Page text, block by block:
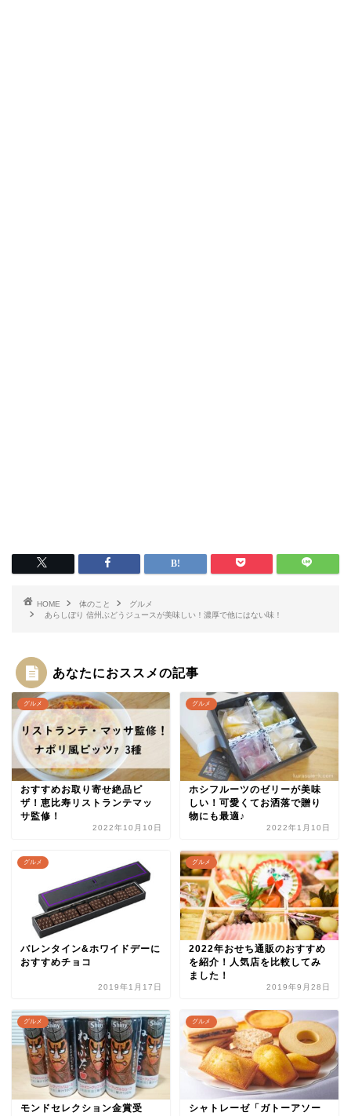
HOME 体のこと
グルメ
あらしぼり 信州ぶどうジュースが美味しい！濃厚で他にはない味！
あなたにおススメの記事
グルメ
おすすめお取り寄せ絶品ピ
ザ！恵比寿リストランテマッ
サ監修！
2022年10月10日
グルメ
ホシフルーツのゼリーが美味
しい！可愛くてお洒落で贈り
物にも最適♪
2022年1月10日
グルメ
バレンタイン&ホワイドデーに
おすすめチョコ
2019年1月17日
グルメ
2022年おせち通販のおすすめ
を紹介！人気店を比較してみ
ました！
2019年9月28日
グルメ
モンドセレクション金賞受
グルメ
シャトレーゼ「ガトーアソー